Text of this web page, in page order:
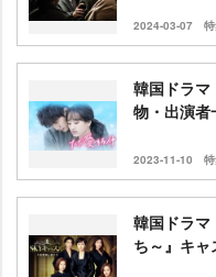
2024-03-07
韓国ドラマ
物・出演者
2023-11-10
韓国ドラマ
ち～』キ